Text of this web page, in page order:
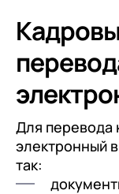
Для перевода
электронный
так: